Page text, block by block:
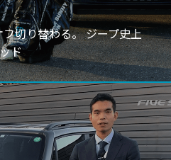
切り替わる。 ジープ史上
ド